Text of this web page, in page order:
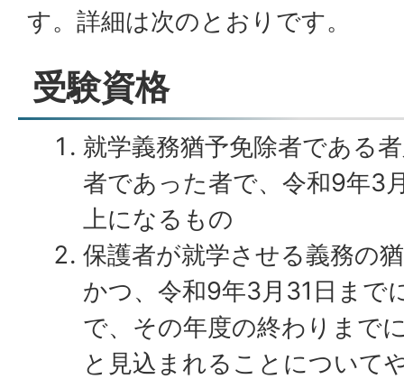
す。詳細は次のとおりです。
受験資格
就学義務猶予免除者である
者であった者で、令和9年3
上になるもの
保護者が就学させる義務の
かつ、令和9年3月31日まで
で、その年度の終わりまで
と見込まれることについて